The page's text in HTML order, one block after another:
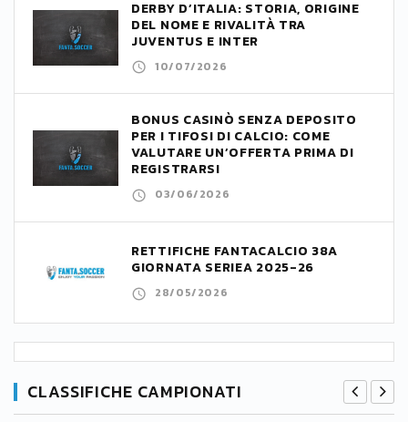
DERBY D’ITALIA: STORIA, ORIGINE
DEL NOME E RIVALITÀ TRA
JUVENTUS E INTER
10/07/2026
BONUS CASINÒ SENZA DEPOSITO
PER I TIFOSI DI CALCIO: COME
VALUTARE UN’OFFERTA PRIMA DI
REGISTRARSI
03/06/2026
RETTIFICHE FANTACALCIO 38A
GIORNATA SERIEA 2025-26
28/05/2026
CLASSIFICHE CAMPIONATI